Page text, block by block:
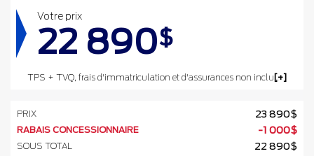
Votre prix
22 890$
TPS + TVQ, frais d'immatriculation et d'assurances non inclus.
PRIX 23 890$
RABAIS CONCESSIONNAIRE -1 000$
SOUS TOTAL 22 890$